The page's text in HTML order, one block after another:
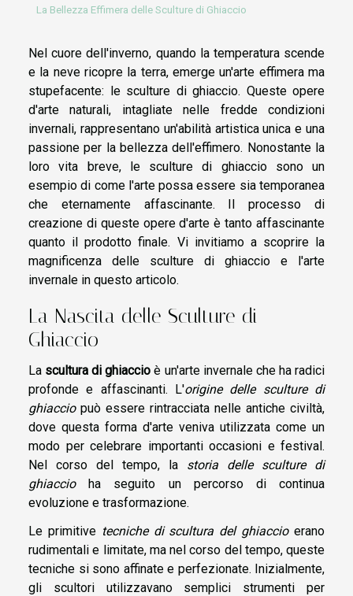
La Bellezza Effimera delle Sculture di Ghiaccio
Nel cuore dell'inverno, quando la temperatura scende
e la neve ricopre la terra, emerge un'arte effimera ma
stupefacente: le sculture di ghiaccio. Queste opere
d'arte naturali, intagliate nelle fredde condizioni
invernali, rappresentano un'abilità artistica unica e una
passione per la bellezza dell'effimero. Nonostante la
loro vita breve, le sculture di ghiaccio sono un
esempio di come l'arte possa essere sia temporanea
che eternamente affascinante. Il processo di
creazione di queste opere d'arte è tanto affascinante
quanto il prodotto finale. Vi invitiamo a scoprire la
magnificenza delle sculture di ghiaccio e l'arte
invernale in questo articolo.
La Nascita delle Sculture di
Ghiaccio
La scultura di ghiaccio è un'arte invernale che ha radici
profonde e affascinanti. L'origine delle sculture di
ghiacciopuò essere rintracciata nelle antiche civiltà,
dove questa forma d'arte veniva utilizzata come un
modo per celebrare importanti occasioni e festival.
Nel corso del tempo, la storia delle sculture di
ghiaccioha seguito un percorso di continua
evoluzione e trasformazione.
Le primitive tecniche di scultura del ghiaccioerano
rudimentali e limitate, ma nel corso del tempo, queste
tecniche si sono affinate e perfezionate. Inizialmente,
gli scultori utilizzavano semplici strumenti per